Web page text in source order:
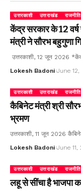
उत्तरकाशी उत्तराखंड राजनीति
केंद्र सरकार के 12 वर्ष
मंत्री ने सौरभ बहुगुणा
उत्तरकाशी, 12 जून 2026
Lokesh Badoni June
उत्तरकाशी उत्तराखंड राजनीति
कैबिनेट मंत्री श्री
भ्रमण
उत्तरकाशी, 11 जून 2026
Lokesh Badoni June 11,
उत्तरकाशी उत्तराखंड राजनीति
लहू से सींचा है भाजपा